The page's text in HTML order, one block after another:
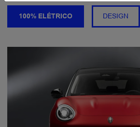
100% ELÉTRICO DESIGN